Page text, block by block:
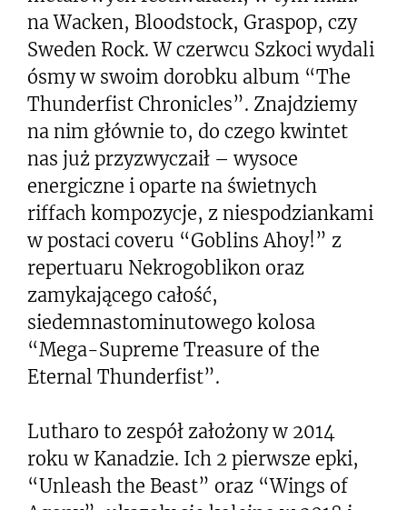
na Wacken, Bloodstock, Graspop, czy
Sweden Rock. W czerwcu Szkoci wydali
ósmy w swoim dorobku album “The
Thunderfist Chronicles”. Znajdziemy
na nim głównie to, do czego kwintet
nas już przyzwyczaił – wysoce
energiczne i oparte na świetnych
riffach kompozycje, z niespodziankami
w postaci coveru “Goblins Ahoy!” z
repertuaru Nekrogoblikon oraz
zamykającego całość,
siedemnastominutowego kolosa
“Mega-Supreme Treasure of the
Eternal Thunderfist”.
Lutharo to zespół założony w 2014
roku w Kanadzie. Ich 2 pierwsze epki,
“Unleash the Beast” oraz “Wings of